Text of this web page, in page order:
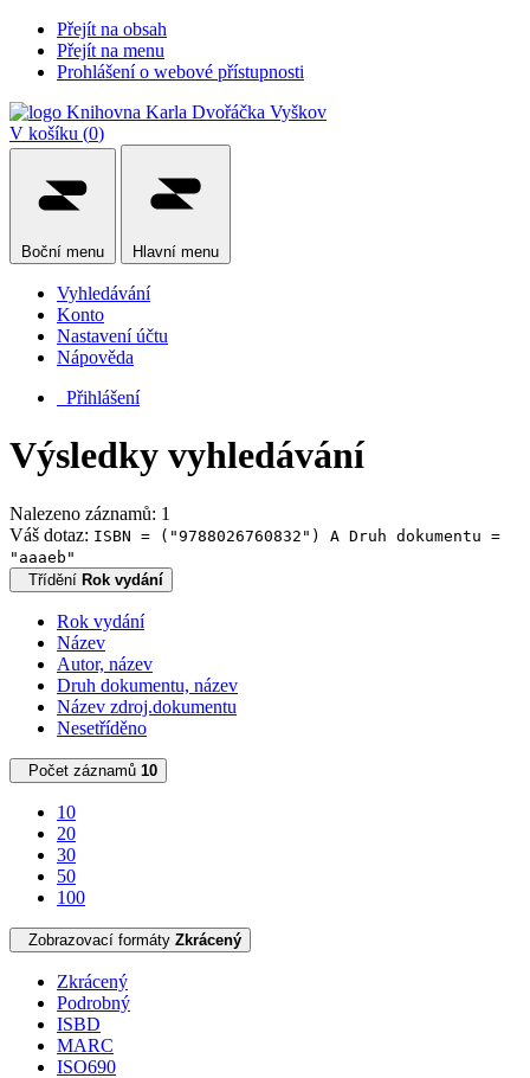
Přejít na obsah
Přejít na menu
Prohlášení o webové přístupnosti
V košíku (0)
Boční menu Hlavní menu
Vyhledávání
Konto
Nastavení účtu
Nápověda
Přihlášení
Výsledky vyhledávání
Nalezeno záznamů: 1
Váš dotaz: ISBN = ("9788026760832") A Druh dokumentu =
"aaaeb"
Třídění Rok vydání
Rok vydání
Název
Autor, název
Druh dokumentu, název
Název zdroj.dokumentu
Nesetříděno
Počet záznamů 10
10
20
30
50
100
Zobrazovací formáty Zkrácený
Zkrácený
Podrobný
ISBD
MARC
ISO690